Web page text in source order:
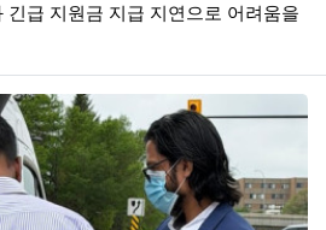
긴급 지원금 지급 지연으로 어려움을